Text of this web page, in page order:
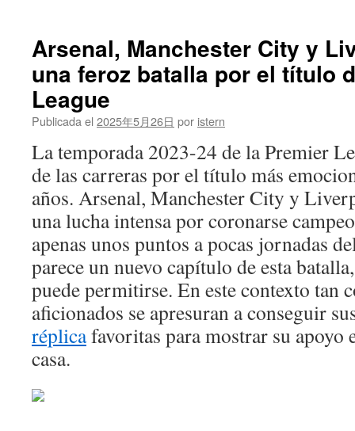
de
Real
se
y
el
Arsenal, Manchester City y
una feroz batalla por el título
League
Publicada el 2025年5月26日 por istern
La temporada 2023-24 de la Premier
de las carreras por el título más
años. Arsenal, Manchester City y
una lucha intensa por coronarse
apenas unos puntos a pocas jornadas
parece un nuevo capítulo de esta
puede permitirse. En este contexto tan
aficionados se apresuran a conseguir
réplicafavoritas para mostrar su apoyo
casa.